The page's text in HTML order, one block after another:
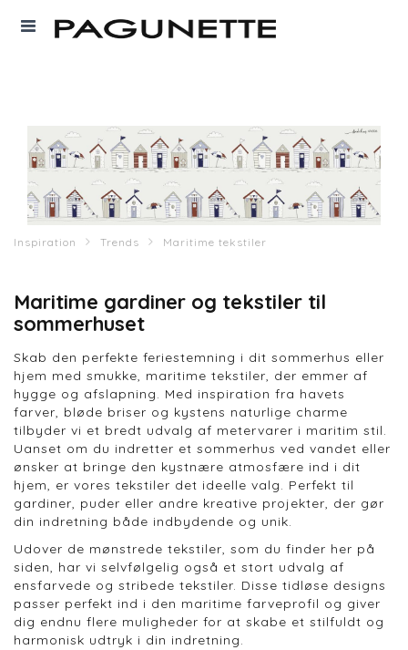
Inspiration Trends Maritime tekstiler
Maritime gardiner og tekstiler til
sommerhuset
Skab den perfekte feriestemning i dit sommerhus eller
hjem med smukke, maritime tekstiler, der emmer af
hygge og afslapning. Med inspiration fra havets
farver, bløde briser og kystens naturlige charme
tilbyder vi et bredt udvalg af metervarer i maritim stil.
Uanset om du indretter et sommerhus ved vandet eller
ønsker at bringe den kystnære atmosfære ind i dit
hjem, er vores tekstiler det ideelle valg. Perfekt til
gardiner, puder eller andre kreative projekter, der gør
din indretning både indbydende og unik.
Udover de mønstrede tekstiler, som du finder her på
siden, har vi selvfølgelig også et stort udvalg af
ensfarvede og stribede tekstiler. Disse tidløse designs
passer perfekt ind i den maritime farveprofil og giver
dig endnu flere muligheder for at skabe et stilfuldt og
harmonisk udtryk i din indretning.